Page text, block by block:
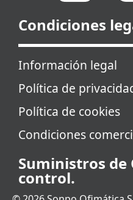
Condiciones
Información legal
Política de
Política de cookies
Condiciones
Suministros de
control.